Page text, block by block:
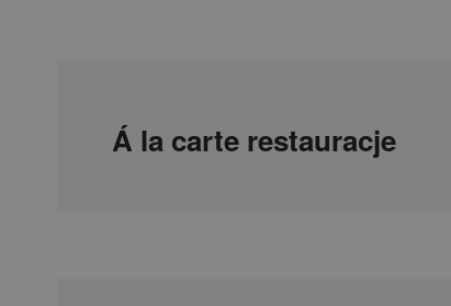
Á la carte restauracje